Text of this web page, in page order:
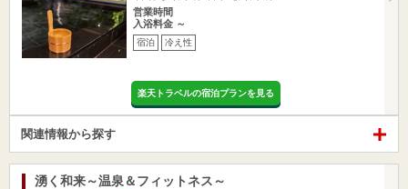
営業時間
入浴料金 ～
宿泊 冷え性
楽天トラベルの宿泊プランを見る
関連情報から探す
湧く和来～温泉＆フィットネス～